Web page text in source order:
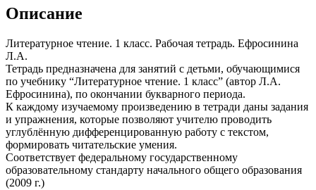
Описание
Литературное чтение. 1 класс. Рабочая тетрадь. Ефросинина
Л.А.
Тетрадь предназначена для занятий с детьми, обучающимися
по учебнику “Литературное чтение. 1 класс” (автор Л.А.
Ефросинина), по окончании букварного периода.
К каждому изучаемому произведению в тетради даны задания
и упражнения, которые позволяют учителю проводить
углублённую дифференцированную работу с текстом,
формировать читательские умения.
Соответствует федеральному государственному
образовательному стандарту начального общего образования
(2009 г.)